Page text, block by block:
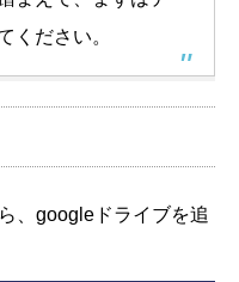
ください。
、googleドライブを追